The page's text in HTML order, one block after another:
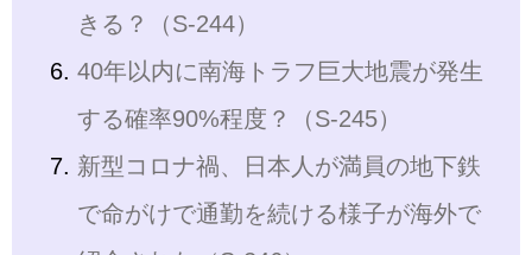
きる？（S-244）
40年以内に南海トラフ巨大地震が発生
する確率90%程度？（S-245）
新型コロナ禍、日本人が満員の地下鉄
で命がけで通勤を続ける様子が海外で